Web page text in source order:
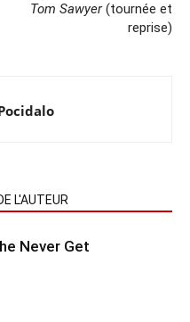
Tom Sawyer(tournée et
reprise)
L'AUTEUR
Never Get